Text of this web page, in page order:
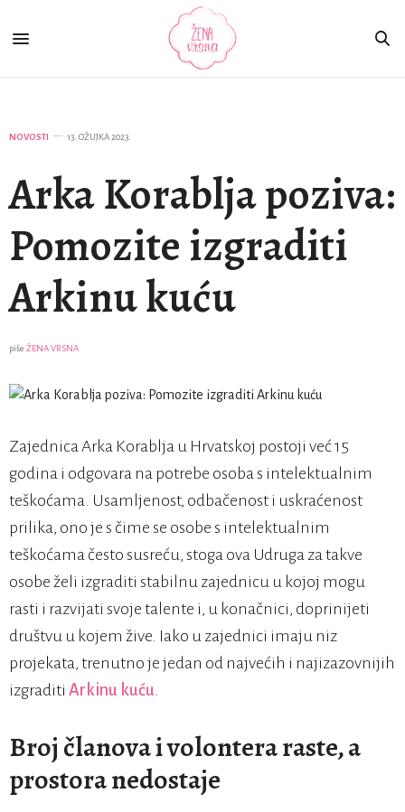
NOVOSTI 13. OŽUJKA 2023.
Arka Korablja poziva:
Pomozite izgraditi
Arkinu kuću
piše ŽENA VRSNA
Zajednica Arka Korablja u Hrvatskoj postoji već 15
godina i odgovara na potrebe osoba s intelektualnim
teškoćama. Usamljenost, odbačenost i uskraćenost
prilika, ono je s čime se osobe s intelektualnim
teškoćama često susreću, stoga ova Udruga za takve
osobe želi izgraditi stabilnu zajednicu u kojoj mogu
rasti i razvijati svoje talente i, u konačnici, doprinijeti
društvu u kojem žive. Iako u zajednici imaju niz
projekata, trenutno je jedan od najvećih i najizazovnijih
izgraditi Arkinu kuću.
Broj članova i volontera raste, a
prostora nedostaje